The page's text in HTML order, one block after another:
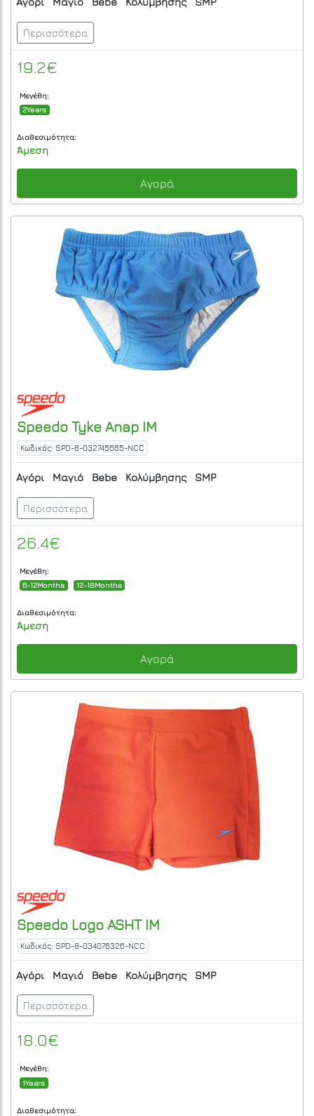
Περισσότερα
19.2€
Μεγέθη:
2Years
Διαθεσιμότητα:
Άμεση
Αγορά
Speedo Tyke Anap IM
Κωδικός: SPD-8-032745665-NCC
Αγόρι Μαγιό Bebe Κολύμβησης SMP
Περισσότερα
26.4€
Μεγέθη:
6-12Months
12-18Months
Διαθεσιμότητα:
Άμεση
Αγορά
Speedo Logo ASHT IM
Κωδικός: SPD-8-034076326-NCC
Αγόρι Μαγιό Bebe Κολύμβησης SMP
Περισσότερα
18.0€
Μεγέθη:
1Years
Διαθεσιμότητα: